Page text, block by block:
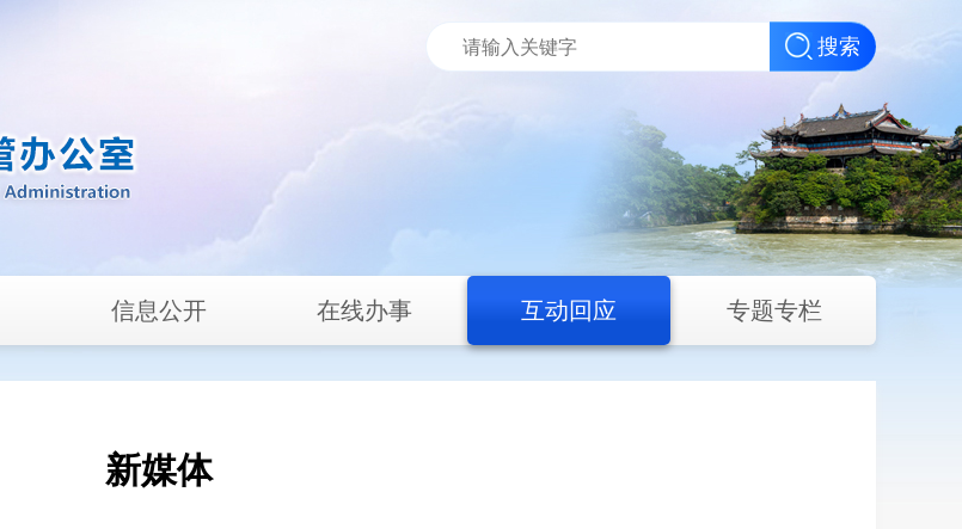
搜索
信息公开 在线办事 互动回应 专题专栏
新媒体